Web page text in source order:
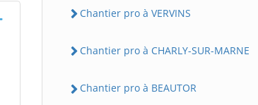
Chantier pro à VERVINS
Chantier pro à CHARLY-SUR-MARNE
Chantier pro à BEAUTOR